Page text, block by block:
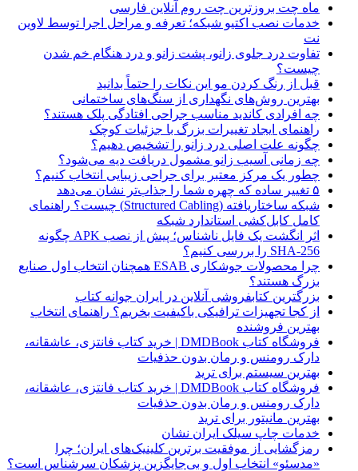
ماه چت بروزترین چت روم آنلاین فارسی
خدمات نصب اکتیو شبکه؛ تعرفه و مراحل اجرا توسط لاوین
نت
تفاوت درد جلوی زانو، پشت زانو و درد هنگام خم شدن
چیست؟
قبل از رنگ کردن مو این نکات را حتماً بدانید
بهترین روش‌های نگهداری از سنگ‌های ساختمانی
چه افرادی کاندید مناسب جراحی افتادگی پلک هستند؟
راهنمای ایجاد تغییرات بزرگ با جزئیات کوچک
چگونه علت اصلی درد زانو را تشخیص دهیم؟
چه زمانی آسیب زانو مشمول دریافت دیه می‌شود؟
چطور یک مرکز معتبر برای جراحی زیبایی انتخاب کنیم؟
۵ تغییر ساده که چهره شما را جذاب‌تر نشان می‌دهد
شبکه ساختاریافته (Structured Cabling) چیست؟ راهنمای
کامل کابل‌کشی استاندارد شبکه
اثر انگشت یک فایل ناشناس؛ پیش از نصب APK چگونه
SHA-256 را بررسی کنیم؟
چرا محصولات جوشکاری ESAB همچنان انتخاب اول صنایع
بزرگ هستند؟
بزرگترین کتابفروشی آنلاین در ایران جوانه کتاب
از کجا تجهیزات ترافیکی باکیفیت بخریم؟ راهنمای انتخاب
بهترین فروشنده
فروشگاه کتاب DMDBook | خرید کتاب فانتزی، عاشقانه،
دارک رومنس و رمان بدون حذفیات
بهترین سیستم برای ترید
فروشگاه کتاب DMDBook | خرید کتاب فانتزی، عاشقانه،
دارک رومنس و رمان بدون حذفیات
بهترین مانیتور برای ترید
خدمات چاپ سیلک ایران نشان
رمزگشایی از موفقیت برترین کلینیک‌های ایران؛ چرا
«مدسئو» انتخاب اول و بی‌جایگزین پزشکان سرشناس است؟